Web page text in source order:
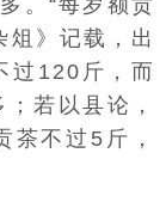
。“每岁额贡
俎》记载，出
过120斤，而
若以县论，
茶不过5斤，